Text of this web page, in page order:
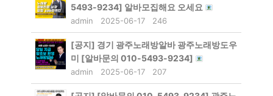
5493-9234] 알바모집해요 오세요
admin 2025-06-17 246
[공지] 경기 광주노래방알바 광주노래방도우
미 [알바문의 010-5493-9234]
admin 2025-06-17 207